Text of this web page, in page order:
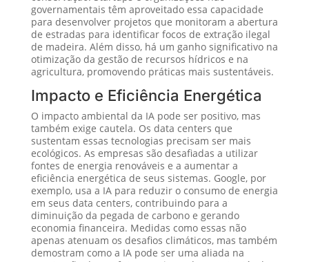
governamentais têm aproveitado essa capacidade
para desenvolver projetos que monitoram a abertura
de estradas para identificar focos de extração ilegal
de madeira. Além disso, há um ganho significativo na
otimização da gestão de recursos hídricos e na
agricultura, promovendo práticas mais sustentáveis.
Impacto e Eficiência Energética
O impacto ambiental da IA pode ser positivo, mas
também exige cautela. Os data centers que
sustentam essas tecnologias precisam ser mais
ecológicos. As empresas são desafiadas a utilizar
fontes de energia renováveis e a aumentar a
eficiência energética de seus sistemas. Google, por
exemplo, usa a IA para reduzir o consumo de energia
em seus data centers, contribuindo para a
diminuição da pegada de carbono e gerando
economia financeira. Medidas como essas não
apenas atenuam os desafios climáticos, mas também
demostram como a IA pode ser uma aliada na